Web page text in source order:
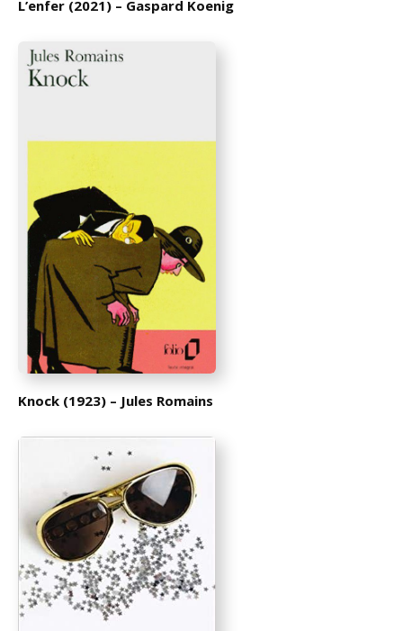
L’enfer (2021) – Gaspard Koenig
Knock (1923) – Jules Romains